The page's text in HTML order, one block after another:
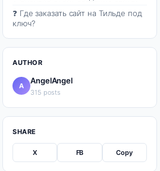
❓ Где заказать сайт на Тильде под
ключ?
AUTHOR
A
AngelAngel
315 posts
SHARE
X FB Copy